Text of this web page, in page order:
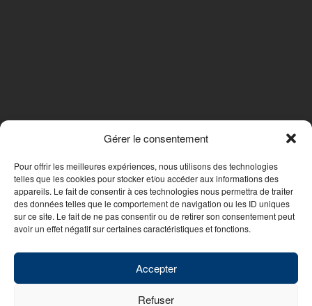
Gérer le consentement
Pour offrir les meilleures expériences, nous utilisons des technologies
telles que les cookies pour stocker et/ou accéder aux informations des
appareils. Le fait de consentir à ces technologies nous permettra de traiter
des données telles que le comportement de navigation ou les ID uniques
sur ce site. Le fait de ne pas consentir ou de retirer son consentement peut
avoir un effet négatif sur certaines caractéristiques et fonctions.
Accepter
Refuser
Nous contacter
© 2026 - WebDesign PFS Concept Toulon|Mentions légales|Politique